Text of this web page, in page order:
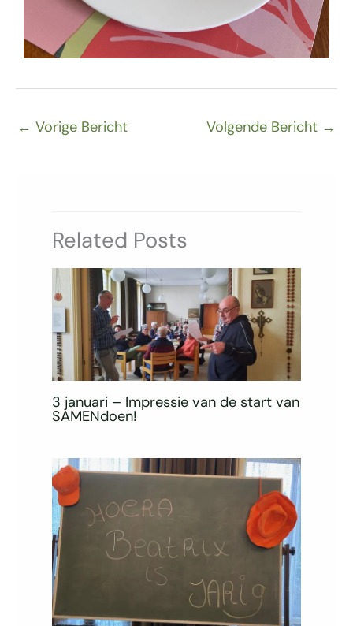
← Vorige Bericht Volgende Bericht →
Related Posts
3 januari – Impressie van de start van
SAMENdoen!